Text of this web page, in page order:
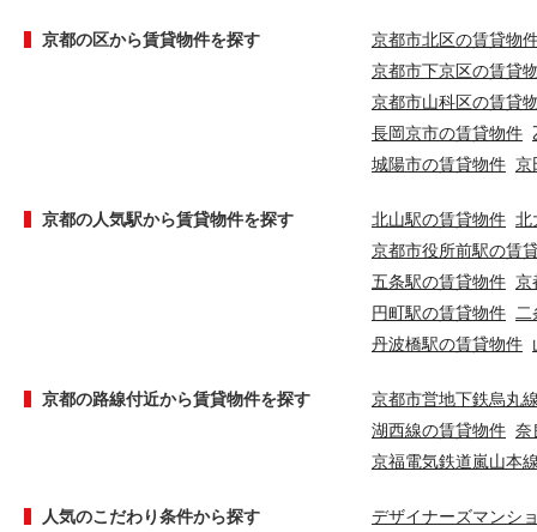
京都の区から賃貸物件を探す
京都市北区の賃貸物
京都市下京区の賃貸
京都市山科区の賃貸
長岡京市の賃貸物件
城陽市の賃貸物件 京
京都の人気駅から賃貸物件を探す 北山駅の賃貸物件 北
京都市役所前駅の賃
五条駅の賃貸物件 京
円町駅の賃貸物件
丹波橋駅の賃貸物件
京都の路線付近から賃貸物件を探す
京都市営地下鉄烏丸
湖西線の賃貸物件 奈
京福電気鉄道嵐山本
人気のこだわり条件から探す
デザイナーズマンシ